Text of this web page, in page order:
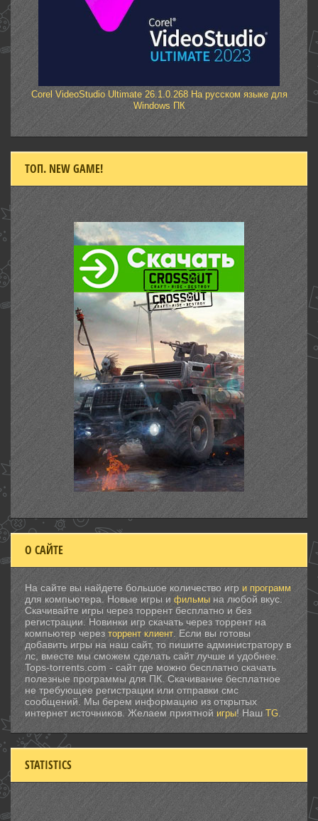
Corel VideoStudio Ultimate 26.1.0.268 На русском языке для
Windows ПК
ТОП. NEW GAME!
О САЙТЕ
На сайте вы найдете большое количество игр и программ
для компьютера. Новые игры и фильмы на любой вкус.
Скачивайте игры через торрент бесплатно и без
регистрации. Новинки игр скачать через торрент на
компьютер через торрент клиент . Если вы готовы
добавить игры на наш сайт, то пишите администратору в
лс, вместе мы сможем сделать сайт лучше и удобнее.
Tops-torrents.com - сайт где можно бесплатно скачать
полезные программы для ПК. Скачивание бесплатное
не требующее регистрации или отправки смс
сообщений. Мы берем информацию из открытых
интернет источников. Желаем приятной игры! НашTG
STATISTICS